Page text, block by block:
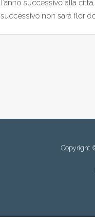
l'anno successivo alla
successivo non sarà
Copyright